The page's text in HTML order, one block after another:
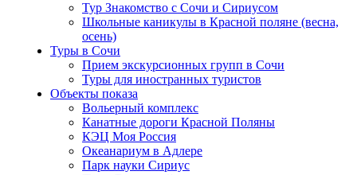
Тур Знакомство с Сочи и Сириусом
Школьные каникулы в Красной поляне (весна,
осень)
Туры в Сочи
Прием экскурсионных групп в Сочи
Туры для иностранных туристов
Объекты показа
Вольерный комплекс
Канатные дороги Красной Поляны
КЭЦ Моя Россия
Океанариум в Адлере
Парк науки Сириус